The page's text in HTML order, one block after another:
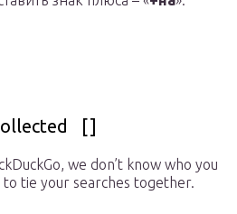
[]
we don’t know who you
tie your searches together.